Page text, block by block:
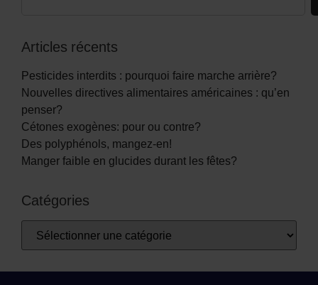
Articles récents
Pesticides interdits : pourquoi faire marche arrière?
Nouvelles directives alimentaires américaines : qu’en
penser?
Cétones exogènes: pour ou contre?
Des polyphénols, mangez-en!
Manger faible en glucides durant les fêtes?
Catégories